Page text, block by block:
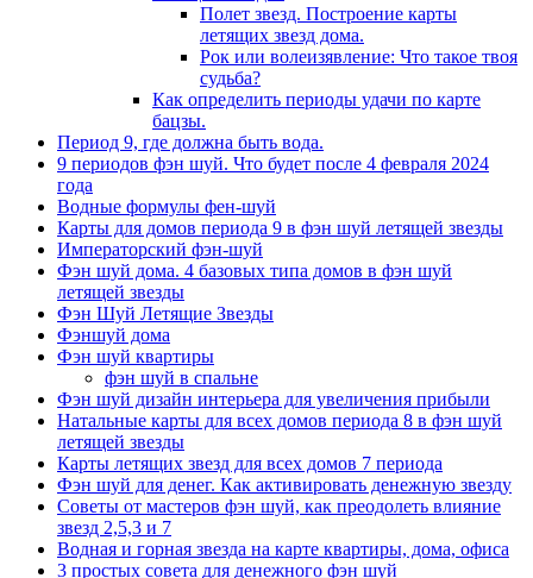
Полет звезд. Построение карты
летящих звезд дома.
Рок или волеизявление: Что такое твоя
судьба?
Как определить периоды удачи по карте
бацзы.
Период 9, где должна быть вода.
9 периодов фэн шуй. Что будет после 4 февраля 2024
года
Водные формулы фен-шуй
Карты для домов периода 9 в фэн шуй летящей звезды
Императорский фэн-шуй
Фэн шуй дома. 4 базовых типа домов в фэн шуй
летящей звезды
Фэн Шуй Летящие Звезды
Фэншуй дома
Фэн шуй квартиры
фэн шуй в спальне
Фэн шуй дизайн интерьера для увеличения прибыли
Натальные карты для всех домов периода 8 в фэн шуй
летящей звезды
Карты летящих звезд для всех домов 7 периода
Фэн шуй для денег. Как активировать денежную звезду
Советы от мастеров фэн шуй, как преодолеть влияние
звезд 2,5,3 и 7
Водная и горная звезда на карте квартиры, дома, офиса
3 простых совета для денежного фэн шуй